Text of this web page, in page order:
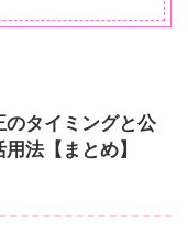
タイミングと公
法【まとめ】